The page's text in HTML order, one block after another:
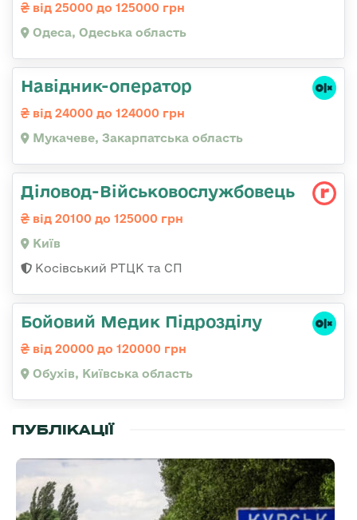
від 25000 до 125000 грн
Одеса, Одеська область
Навідник-оператор
від 24000 до 124000 грн
Мукачеве, Закарпатська область
Діловод-Військовослужбовець
від 20100 до 125000 грн
Київ
Косівський РТЦК та СП
Бойовий Медик Підрозділу
від 20000 до 120000 грн
Обухів, Київська область
ПУБЛІКАЦІЇ